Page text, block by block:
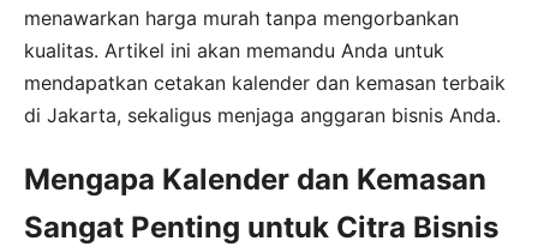
menawarkan harga murah tanpa mengorbankan
kualitas. Artikel ini akan memandu Anda untuk
mendapatkan cetakan kalender dan kemasan terbaik
di Jakarta, sekaligus menjaga anggaran bisnis Anda.
Mengapa Kalender dan Kemasan
Sangat Penting untuk Citra Bisnis